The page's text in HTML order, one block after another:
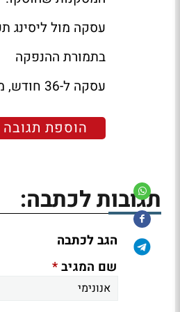
עסקה מול ליסינג
בתמורת ההנפקה
עסקה ל-36 חודש, מח"מ של כשנה וחצי, הריבית תקבע בהמשך.
הוספת תגובה
תגובות לכתבה:
הגב לכתבה
שם המגיב*